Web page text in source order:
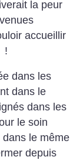
la peur
accueillir
!
dans les
dans le
dans les
le soin
le même
depuis